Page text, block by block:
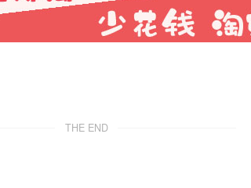
THE END